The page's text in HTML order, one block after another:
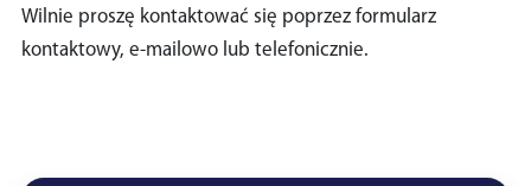
Wilnie proszę kontaktować się poprzez formularz
kontaktowy, e-mailowo lub telefonicznie.